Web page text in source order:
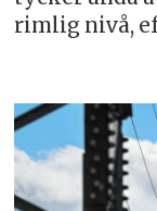
rimlig nivå,